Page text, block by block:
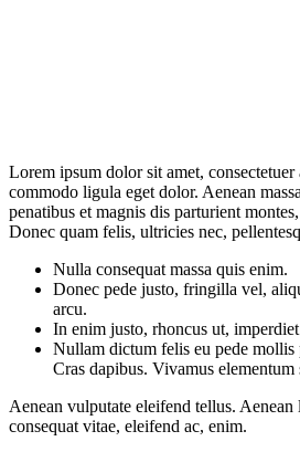
Lorem ipsum dolor sit amet,
commodo ligula eget dolor. Aenean
penatibus et magnis dis parturient
Donec quam felis, ultricies nec,
Nulla consequat massa quis enim.
Donec pede justo, fringilla vel,
arcu.
In enim justo, rhoncus ut,
Nullam dictum felis eu pede
Cras dapibus. Vivamus elementum
Aenean vulputate eleifend tellus.
consequat vitae, eleifend ac, enim.